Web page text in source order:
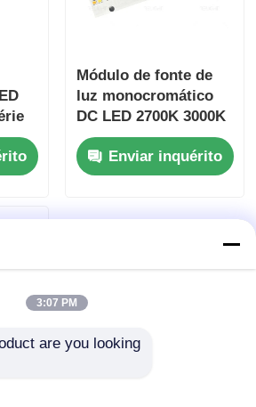
Módulo de fonte de
luz monocromático
DC LED 2700K 3000K
4000K 5000K Série
Zhaga larga de 24 mm
Enviar inquérito
3:07 PM
are you looking